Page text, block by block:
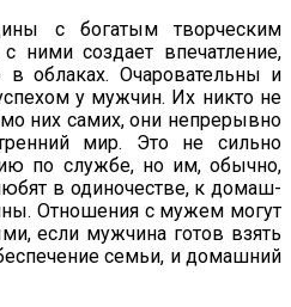
с богатым творческим
ними создает впечатление,
облаках. Очаровательны и
у мужчин. Их никто не
них самих, они непрерывно
мир. Это не сильно
по службе, но им, обычно,
в одиночестве, к домаш­
Отношения с мужем могут
если мужчина готов взять
семьи, и домашний